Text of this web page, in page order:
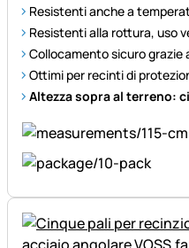
Resistenti anche a
Resistenti alla rottura, uso
Collocamento sicuro grazie
Ottimi per recinti di
Altezza sopra al terreno: